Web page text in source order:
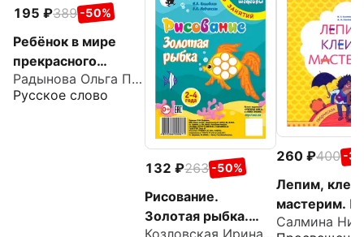
195 389 -50%
Ребёнок в мире
прекрасного
Программа
художественно-
Радынова Ольга Петровна
Русское слово
132 263 -50%
Рисование.
Золотая рыбка.
260 400 -
Лепим,
мастерим.
для детей